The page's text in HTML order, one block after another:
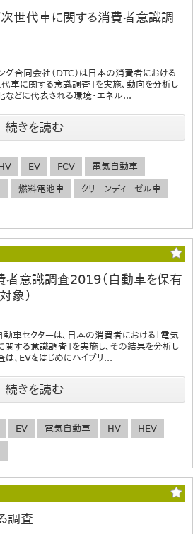
次世代車に関する消費者意識調
グ合同会社（DTC）は日本の消費者における
代車に関する意識調査」を実施、動向を分析し
などに代表される環境・エネル...
続きを読む
EV FCV 電気自動車
燃料電池車 クリーンディーゼル車
者意識調査2019（自動車を保有
象）
動車セクターは、日本の消費者における「電気
関する意識調査」を実施し、その結果を分析し
は、EVをはじめにハイブリ...
続きを読む
EV 電気自動車 HV HEV
調査